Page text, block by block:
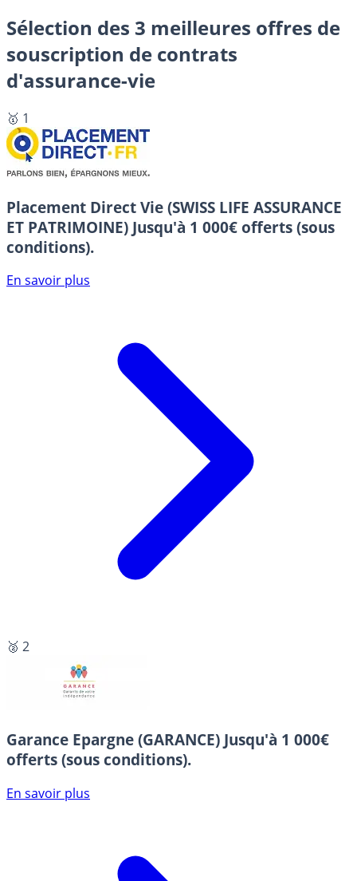
Sélection des 3 meilleures offres de
souscription de contrats
d'assurance-vie
🥇 1
Placement Direct Vie (SWISS LIFE ASSURANCE
ET PATRIMOINE) Jusqu'à 1 000€ offerts (sous
conditions).
En savoir plus
🥈 2
Garance Epargne (GARANCE) Jusqu'à 1 000€
offerts (sous conditions).
En savoir plus